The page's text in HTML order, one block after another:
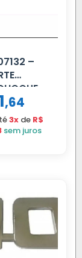
–
LD
,64
3x de R$
sem juros